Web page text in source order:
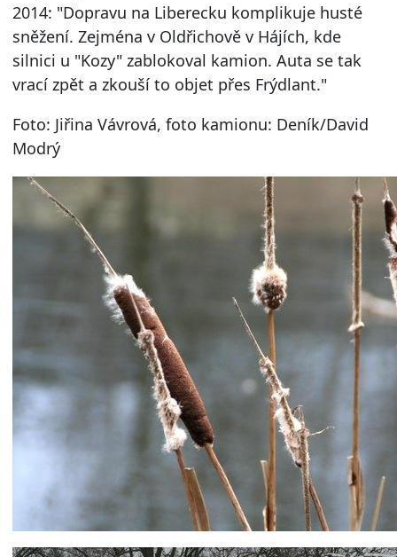
2014: "Dopravu na Liberecku komplikuje husté
sněžení. Zejména v Oldřichově v Hájích, kde
silnici u "Kozy" zablokoval kamion. Auta se tak
vrací zpět a zkouší to objet přes Frýdlant."
Foto: Jiřina Vávrová, foto kamionu: Deník/David
Modrý